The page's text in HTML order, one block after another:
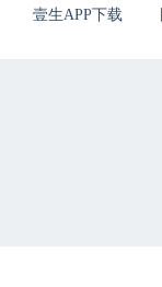
壹生APP下载